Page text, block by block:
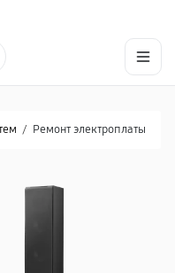
/ Ремонт электроплаты